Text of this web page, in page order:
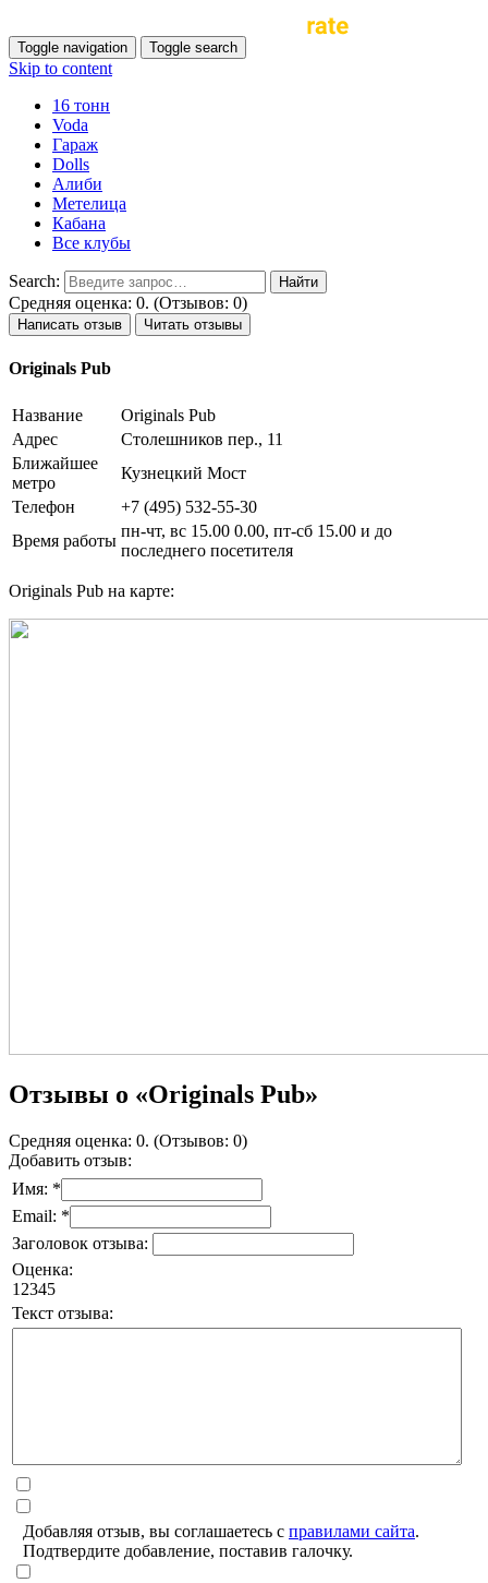
Toggle navigation Toggle search
Skip to content
16 тонн
Voda
Гараж
Dolls
Алиби
Метелица
Кабана
Все клубы
Search:
Средняя оценка: 0. (Отзывов: 0)
Написать отзыв Читать отзывы
Originals Pub
Название
Originals Pub
Адрес
Столешников пер., 11
Ближайшее
метро
Кузнецкий Мост
Телефон
+7 (495) 532-55-30
Время работы
пн-чт, вс 15.00 0.00, пт-сб 15.00 и до
последнего посетителя
Originals Pub на карте:
Отзывы о «Originals Pub»
Средняя оценка: 0. (Отзывов: 0)
Добавить отзыв:
Имя: *
Email: *
Заголовок отзыва:
Оценка:
1 2345
Текст отзыва:
Добавляя отзыв, вы соглашаетесь с правилами сайта.
Подтвердите добавление, поставив галочку.